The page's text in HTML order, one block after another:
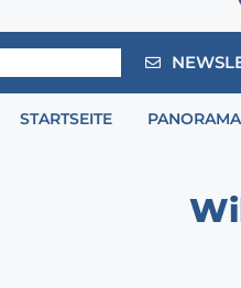
STARTSEITE PANORAMA